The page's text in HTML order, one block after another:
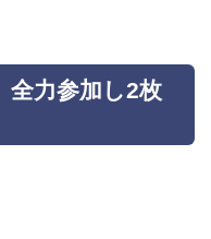
力参加し2枚